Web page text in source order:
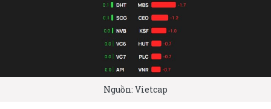
Nguồn: Vietcap